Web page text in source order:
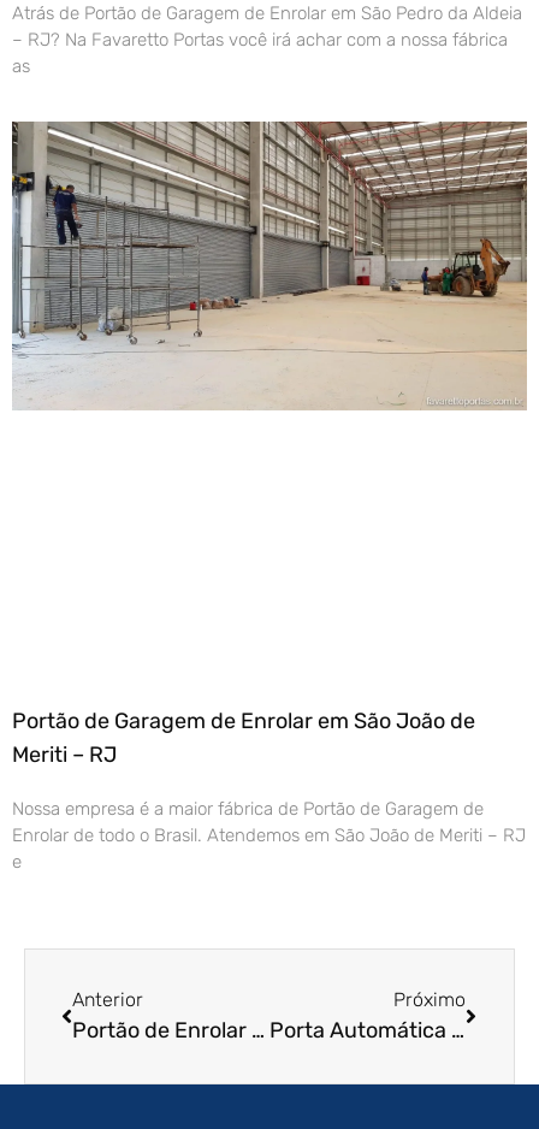
Atrás de Portão de Garagem de Enrolar em São Pedro da Aldeia
– RJ? Na Favaretto Portas você irá achar com a nossa fábrica
as
Portão de Garagem de Enrolar em São João de
Meriti – RJ
Nossa empresa é a maior fábrica de Portão de Garagem de
Enrolar de todo o Brasil. Atendemos em São João de Meriti – RJ
e
Anterior
Portão de Enrolar Residencial em Taubaté – SP
Próximo
Porta Automática de Enrolar no Rio de Janeiro – RJ